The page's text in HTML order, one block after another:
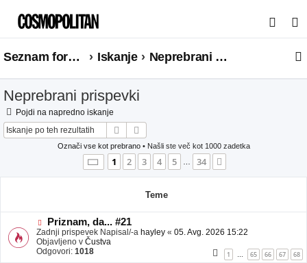
s
a
Seznam forumov Iskanje Neprebrani prispevki
Neprebrani prispevki
Pojdi na napredno iskanje
Iskanje
Označi vse kot prebrano• Našli ste več kot 1000 zadetka
Stran 1od34
1 2 3 4 5 … 34
Teme
N
o
v
e
Priznam, da... #21
Zadnji prispevek Napisal/-a hayley « 05. Avg. 2026 15:22
Objavljeno v Čustva
Odgovori: 1018 1 … 65 66 67 68